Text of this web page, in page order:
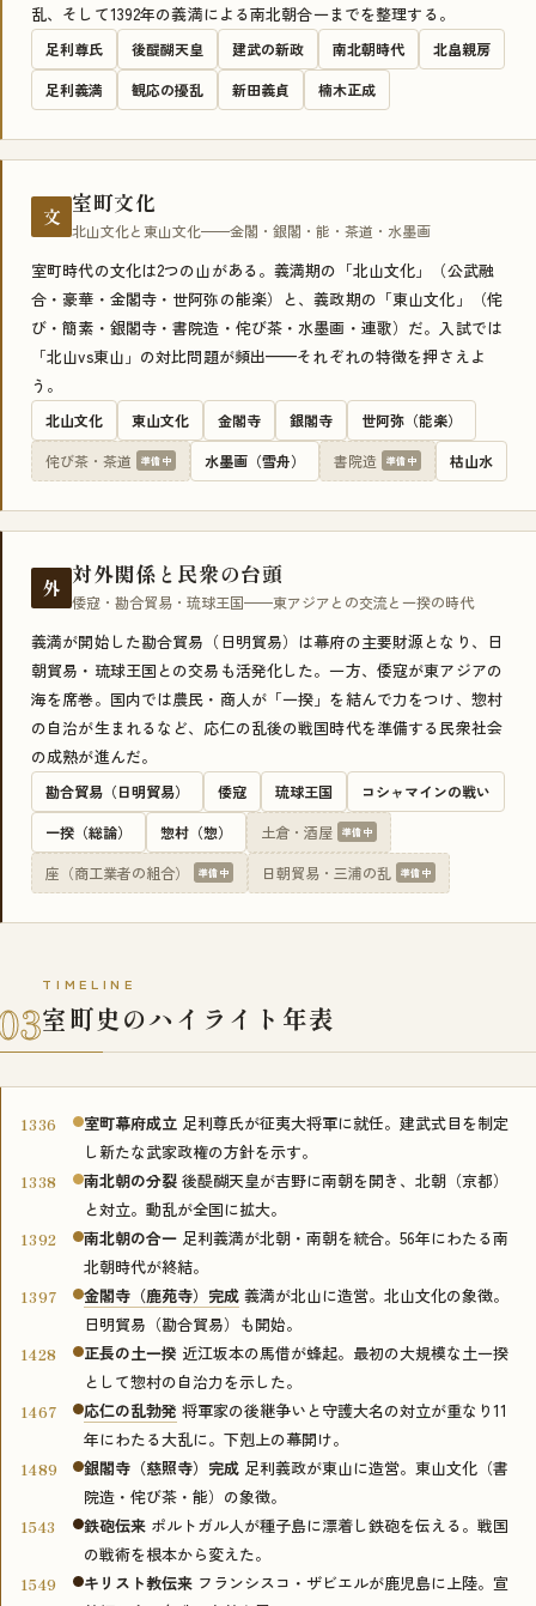
乱、そして1392年の義満による南北朝合一までを整理する。
足利尊氏 後醍醐天皇 建武の新政 南北朝時代
北畠親房
足利義満
観応の擾乱 新田義貞 楠木正成
文 室町文化
北山文化と東山文化——金閣・銀閣・能・茶道・水墨画
室町時代の文化は2つの山がある。義満期の「北山文化」（公武融
合・豪華・金閣寺・世阿弥の能楽）と、義政期の「東山文化」（侘
び・簡素・銀閣寺・書院造・侘び茶・水墨画・連歌）だ。入試では
「北山vs東山」の対比問題が頻出——それぞれの特徴を押さえよ
う。
北山文化 東山文化 金閣寺 銀閣寺
世阿弥（能楽）
侘び茶・茶道
準備中 水墨画（雪舟） 書院造 準備中 枯山水
外 対外関係と民衆の台頭
倭寇・勘合貿易・琉球王国——東アジアとの交流と一揆の時代
義満が開始した勘合貿易（日明貿易）は幕府の主要財源となり、日
朝貿易・琉球王国との交易も活発化した。一方、倭寇が東アジアの
海を席巻。国内では農民・商人が「一揆」を結んで力をつけ、惣村
の自治が生まれるなど、応仁の乱後の戦国時代を準備する民衆社会
の成熟が進んだ。
勘合貿易（日明貿易） 倭寇 琉球王国
コシャマインの戦い
一揆（総論）
惣村（惣） 土倉・酒屋 準備中
座（商工業者の組合） 準備中 日朝貿易・三浦の乱 準備中
TIMELINE
室町史のハイライト年表
1336 室町幕府成立 足利尊氏が征夷大将軍に就任。建武式目を制定
し新たな武家政権の方針を示す。
1338 南北朝の分裂 後醍醐天皇が吉野に南朝を開き、北朝（京都）
と対立。動乱が全国に拡大。
1392 南北朝の合一 足利義満が北朝・南朝を統合。56年にわたる南
北朝時代が終結。
1397 金閣寺（鹿苑寺）完成 義満が北山に造営。北山文化の象徴。
日明貿易（勘合貿易）も開始。
1428 正長の土一揆 近江坂本の馬借が蜂起。最初の大規模な土一揆
として惣村の自治力を示した。
1467 応仁の乱勃発 将軍家の後継争いと守護大名の対立が重なり11
年にわたる大乱に。下剋上の幕開け。
1489 銀閣寺（慈照寺）完成 足利義政が東山に造営。東山文化（書
院造・侘び茶・能）の象徴。
1543 鉄砲伝来 ポルトガル人が種子島に漂着し鉄砲を伝える。戦国
の戦術を根本から変えた。
1549 キリスト教伝来 フランシスコ・ザビエルが鹿児島に上陸。宣